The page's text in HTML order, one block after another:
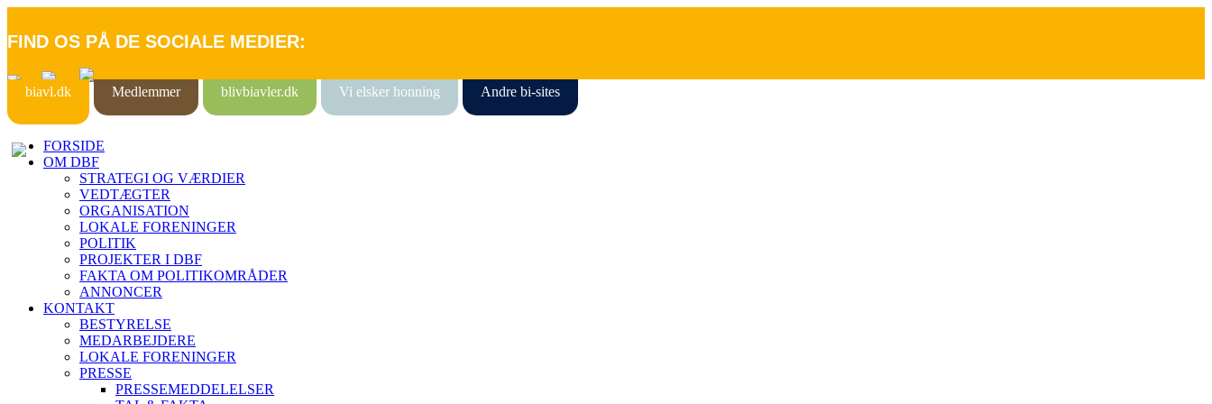
FIND OS PÅ DE SOCIALE MEDIER:
biavl.dk Medlemmer blivbiavler.dk Vi elsker honning Andre bi-sites
FORSIDE
OM DBF
STRATEGI OG VÆRDIER
VEDTÆGTER
ORGANISATION
LOKALE FORENINGER
POLITIK
PROJEKTER I DBF
FAKTA OM POLITIKOMRÅDER
ANNONCER
KONTAKT
BESTYRELSE
MEDARBEJDERE
LOKALE FORENINGER
PRESSE
PRESSEMEDDELELSER